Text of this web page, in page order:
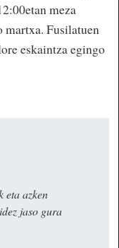
meza
martxa. Fusilatuen
eskaintza egingo
eta azken
jaso gura